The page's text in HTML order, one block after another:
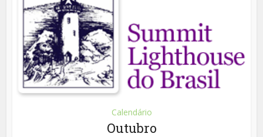
Calendário
Outubro